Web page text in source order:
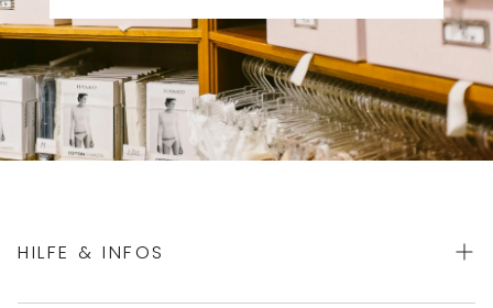
HILFE & INFOS